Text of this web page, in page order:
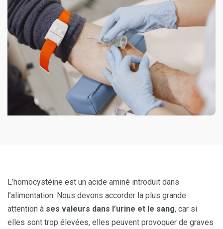
L’homocystéine est un acide aminé introduit dans
l’alimentation. Nous devons accorder la plus grande
attention à ses valeurs dans l’urine et le sang, car si
elles sont trop élevées, elles peuvent provoquer de graves